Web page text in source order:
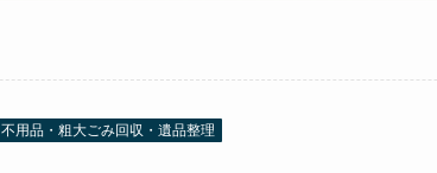
不用品・粗大ごみ回収・遺品整理